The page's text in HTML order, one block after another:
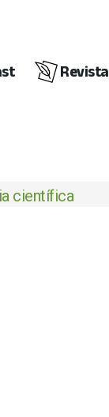
Revista
científica